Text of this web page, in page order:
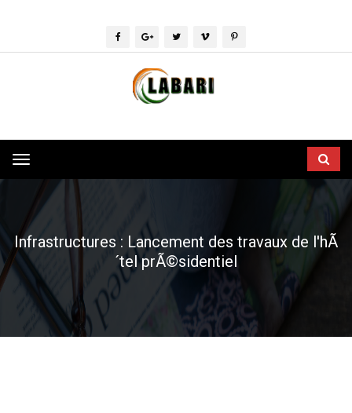
Toggle
navigation
Infrastructures : Lancement des travaux de l'hÃ
´tel prÃ©sidentiel